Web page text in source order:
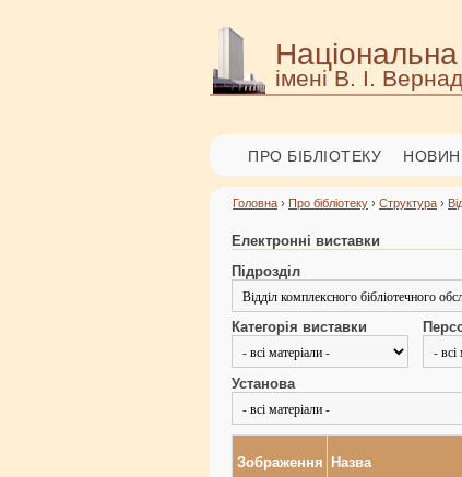
Національна
імені В. І.
ПРО БІБЛІОТЕКУ
Головна › Про бібліотеку › Структура ›
Електронні виставки
Підрозділ
Категорія виставки
Установа
Зображення Назва